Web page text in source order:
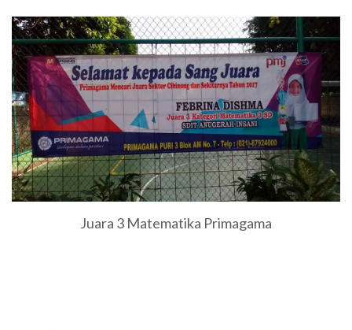
Juara 3 Matematika Primagama